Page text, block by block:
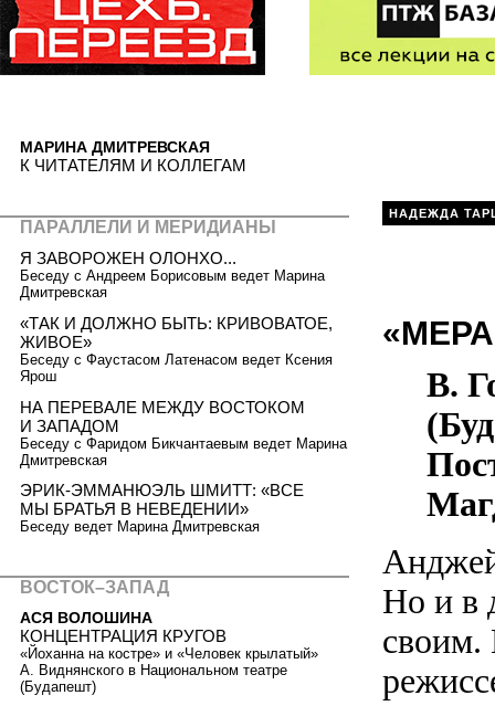
НАДЕЖДА
В.
Но и в
своим.
МАРИНА ДМИТРЕВСКАЯ
К ЧИТАТЕЛЯМ И КОЛЛЕГАМ
ПАРАЛЛЕЛИ И МЕРИДИАНЫ
Я ЗАВОРОЖЕН ОЛОНХО...
Беседу с Андреем Борисовым ведет Марина
Дмитревская
«ТАК И ДОЛЖНО БЫТЬ: КРИВОВАТОЕ,
ЖИВОЕ»
Беседу с Фаустасом Латенасом ведет Ксения
Ярош
НА ПЕРЕВАЛЕ МЕЖДУ ВОСТОКОМ
И ЗАПАДОМ
Беседу с Фаридом Бикчантаевым ведет Марина
Дмитревская
ЭРИК-ЭММАНЮЭЛЬ ШМИТТ: «ВСЕ
МЫ БРАТЬЯ В НЕВЕДЕНИИ»
Беседу ведет Марина Дмитревская
ВОСТОК–ЗАПАД
АСЯ ВОЛОШИНА
КОНЦЕНТРАЦИЯ КРУГОВ
«Йоханна на костре» и «Человек крылатый»
А. Виднянского в Национальном театре
(Будапешт)